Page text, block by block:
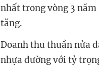
nhất trong vòng 3
tăng.
Doanh thu thuần nửa
nhựa đường với tỷ